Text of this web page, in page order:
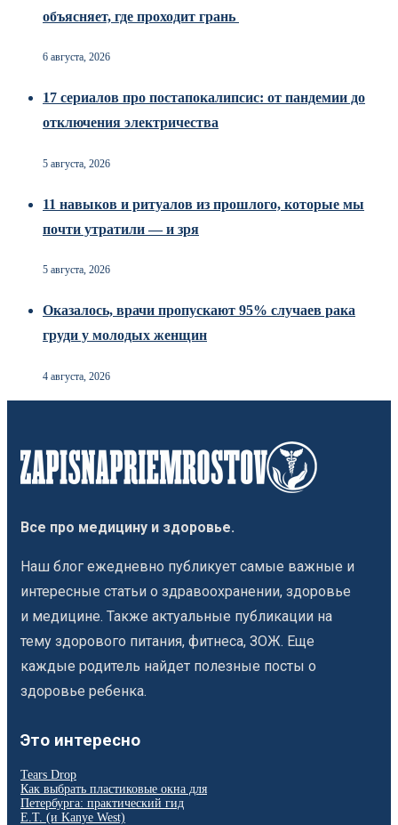
объясняет, где проходит грань
6 августа, 2026
17 сериалов про постапокалипсис: от пандемии до
отключения электричества
5 августа, 2026
11 навыков и ритуалов из прошлого, которые мы
почти утратили — и зря
5 августа, 2026
Оказалось, врачи пропускают 95% случаев рака
груди у молодых женщин
4 августа, 2026
Все про медицину и здоровье.
Наш блог ежедневно публикует самые важные и
интересные статьи о здравоохранении, здоровье
и медицине. Также актуальные публикации на
тему здорового питания, фитнеса, ЗОЖ. Еще
каждые родитель найдет полезные посты о
здоровье ребенка.
Это интересно
Tears Drop
Как выбрать пластиковые окна для
Петербурга: практический гид
E.T. (и Kanye West)